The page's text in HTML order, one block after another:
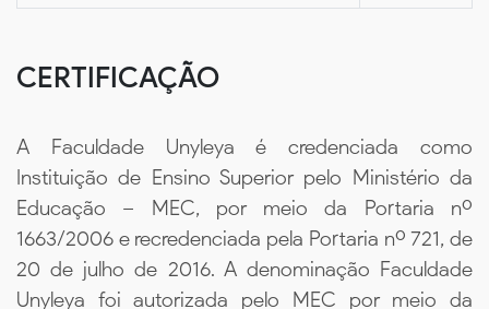
CERTIFICAÇÃO
A Faculdade Unyleya é credenciada como
Instituição de Ensino Superior pelo Ministério da
Educação – MEC, por meio da Portaria nº
1663/2006 e recredenciada pela Portaria nº 721, de
20 de julho de 2016. A denominação Faculdade
Unyleya foi autorizada pelo MEC por meio da